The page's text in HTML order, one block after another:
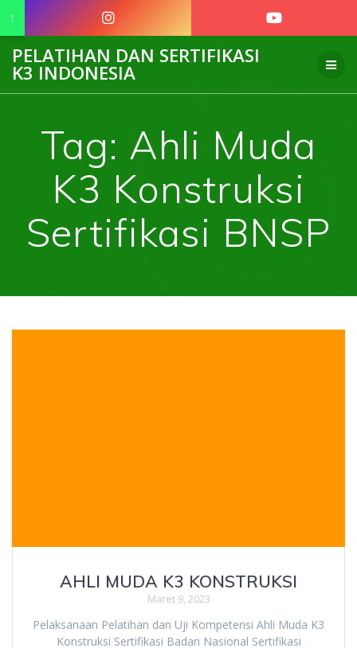
to
PELATIHAN DAN SERTIFIKASI
K3 INDONESIA
Tag: Ahli Muda
K3 Konstruksi
Sertifikasi BNSP
AHLI MUDA K3 KONSTRUKSI
Maret 9, 2023
Pelaksanaan Pelatihan dan Uji Kompetensi Ahli Muda K3
Konstruksi Sertifikasi Badan Nasional Sertifikasi
↑